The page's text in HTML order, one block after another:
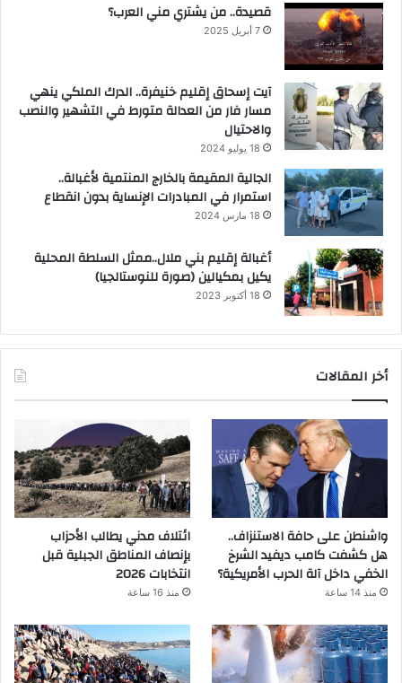
قصيدة.. من يشتري مني العرب؟
7 أبريل 2025
آيت إسحاق إقليم خنيفرة.. الدرك الملكي ينهي
مسار فار من العدالة متورط في التشهير والنصب
والاحتيال
18 يوليو 2024
الجالية المقيمة بالخارج المنتمية لأغبالة..
استمرار في المبادرات الإنساية بدون انقطاع
18 مارس 2024
أغبالة إقليم بني ملال..ممثل السلطة المحلية
يكيل بمكيالين (صورة للنوستالجيا)
18 أكتوبر 2023
أخر المقالات
واشنطن على حافة الاستنزاف..
هل كشفت كامب ديفيد الشرخ
الخفي داخل آلة الحرب الأمريكية؟
منذ 14 ساعة
ائتلاف مدني يطالب الأحزاب
بإنصاف المناطق الجبلية قبل
انتخابات 2026
منذ 16 ساعة